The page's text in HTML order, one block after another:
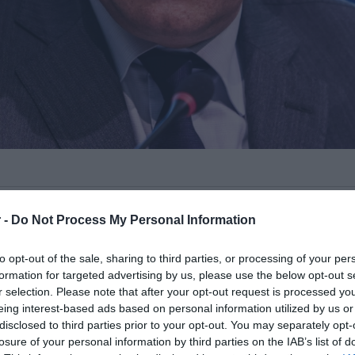
- Do Not Process My Personal Information
opt-out of the sale, sharing to third parties, or processing of your
for targeted advertising by us, please use the below opt-out
selection. Please note that after your opt-out request is processed
interest-based ads based on personal information utilized by us
to third parties prior to your opt-out. You may separately
of your personal information by third parties on the IAB’s list of
προκάλεσε η
λεφτά για να ψηφίσει τους
στα social media οΆδωνις
το παραμύθι του Χανς
τον ίδιο «ο Τσίπρας είναι γυμνός».